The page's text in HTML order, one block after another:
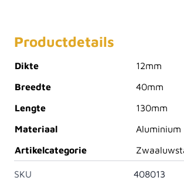
Productdetails
Dikte
12mm
Breedte
40mm
Lengte
130mm
Materiaal
Aluminium
Artikelcategorie
SKU 408013